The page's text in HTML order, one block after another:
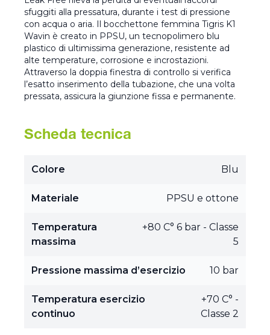
sfuggiti alla pressatura, durante i test di pressione
con acqua o aria. Il bocchettone femmina Tigris K1
Wavin è creato in PPSU, un tecnopolimero blu
plastico di ultimissima generazione, resistente ad
alte temperature, corrosione e incrostazioni.
Attraverso la doppia finestra di controllo si verifica
l’esatto inserimento della tubazione, che una volta
pressata, assicura la giunzione fissa e permanente.
Scheda tecnica
Colore Blu
Materiale PPSU e ottone
Temperatura
massima
+80 C° 6 bar - Classe
5
Pressione massima d’esercizio 10 bar
Temperatura esercizio
continuo
+70 C° -
Classe 2